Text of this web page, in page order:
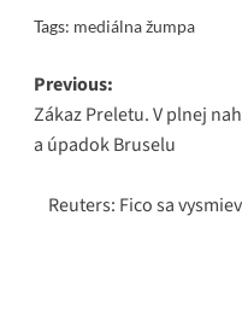
Tags: mediálna žumpa
Post
navigation
Previous:
Zákaz Preletu. V plnej
a úpadok Bruselu
Reuters: Fico sa